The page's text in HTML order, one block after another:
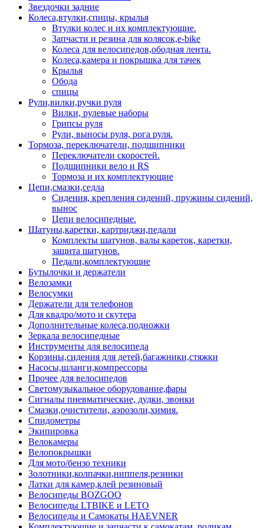
Звездочки задние
Колеса,втулки,спицы, крылья
Втулки колес и их комплектующие.
Запчасти и резина для колясок,e-bike
Колеса для велосипедов,ободная лента.
Колеса,камера и покрышка для тачек
Крылья
Обода
спицы
Рули,вилки,ручки руля
Вилки, рулевые наборы
Грипсы руля
Рули, выносы руля, рога руля.
Тормоза, переключатели, подшипники
Переключатели скоростей.
Подшипники вело и RS
Тормоза и их комплектующие
Цепи,смазки,седла
Сидения, крепления сидений, пружины сидений,
вынос
Цепи велосипедные.
Шатуны,каретки, картриджи,педали
Комплекты шатунов, валы кареток, каретки,
защита шатунов.
Педали,комплектующие
Бутылочки и держатели
Велозамки
Велосумки
Держатели для телефонов
Для квадро/мото и скутера
Дополнительные колеса,подножки
Зеркала велосипедные
Инструменты для велосипеда
Корзины,сидения для детей,багажники,стяжки
Насосы,шланги,компрессоры
Прочее для велосипедов
Светомузыкальное оборудование,фары
Сигналы пневматические, дудки, звонки
Смазки,очистители, аэрозоли,химия.
Спидометры
Экипировка
Велокамеры
Велопокрышки
Для мото/бензо техники
Золотники,колпачки,ниппеля,резинки
Латки для камер,клей резиновый
Велосипеды BOZGOO
Велосипеды LTBIKE и LETO
Велосипеды и Самокаты HAEVNER